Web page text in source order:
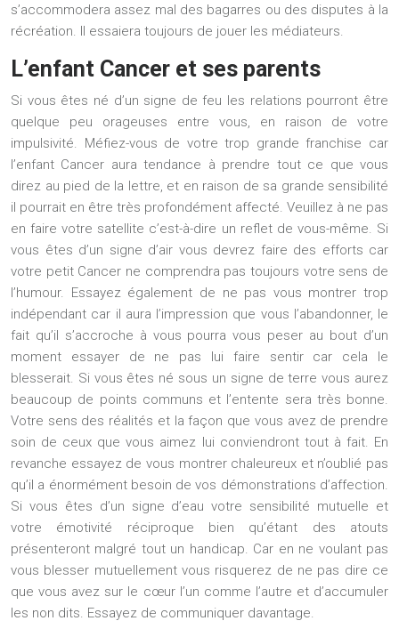
s’accommodera assez mal des bagarres ou des disputes à la
récréation. Il essaiera toujours de jouer les médiateurs.
L’enfant Cancer et ses parents
Si vous êtes né d’un signe de feu les relations pourront être
quelque peu orageuses entre vous, en raison de votre
impulsivité. Méfiez-vous de votre trop grande franchise car
l’enfant Cancer aura tendance à prendre tout ce que vous
direz au pied de la lettre, et en raison de sa grande sensibilité
il pourrait en être très profondément affecté. Veuillez à ne pas
en faire votre satellite c’est-à-dire un reflet de vous-même. Si
vous êtes d’un signe d’air vous devrez faire des efforts car
votre petit Cancer ne comprendra pas toujours votre sens de
l’humour. Essayez également de ne pas vous montrer trop
indépendant car il aura l’impression que vous l’abandonner, le
fait qu’il s’accroche à vous pourra vous peser au bout d’un
moment essayer de ne pas lui faire sentir car cela le
blesserait. Si vous êtes né sous un signe de terre vous aurez
beaucoup de points communs et l’entente sera très bonne.
Votre sens des réalités et la façon que vous avez de prendre
soin de ceux que vous aimez lui conviendront tout à fait. En
revanche essayez de vous montrer chaleureux et n’oublié pas
qu’il a énormément besoin de vos démonstrations d’affection.
Si vous êtes d’un signe d’eau votre sensibilité mutuelle et
votre émotivité réciproque bien qu’étant des atouts
présenteront malgré tout un handicap. Car en ne voulant pas
vous blesser mutuellement vous risquerez de ne pas dire ce
que vous avez sur le cœur l’un comme l’autre et d’accumuler
les non dits. Essayez de communiquer davantage.